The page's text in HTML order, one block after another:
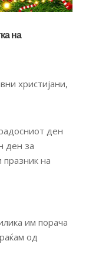
на
христијани,
ден
ден за
на
им порача
од